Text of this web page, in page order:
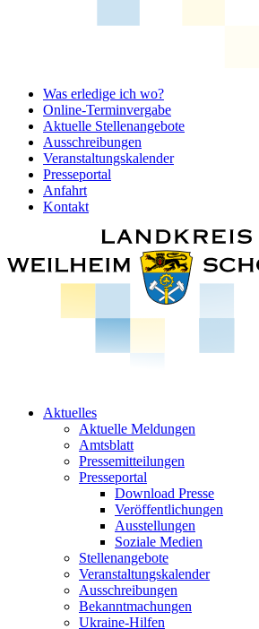
Was erledige ich wo?
Online-Terminvergabe
Aktuelle Stellenangebote
Ausschreibungen
Veranstaltungskalender
Presseportal
Anfahrt
Kontakt
Aktuelles
Aktuelle Meldungen
Amtsblatt
Pressemitteilungen
Presseportal
Download Presse
Veröffentlichungen
Ausstellungen
Soziale Medien
Stellenangebote
Veranstaltungskalender
Ausschreibungen
Bekanntmachungen
Ukraine-Hilfen